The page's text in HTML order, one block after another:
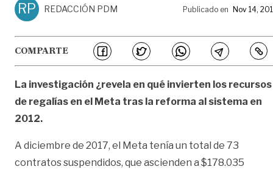
RP REDACCIÓN PDM Publicado en Nov 14,
COMPARTE
La investigación ¿revela en qué invierten los recursos
de regalías en el Meta tras la reforma al sistema en
2012.
A diciembre de 2017, el Meta tenía un total de 73
contratos suspendidos, que ascienden a $178.035